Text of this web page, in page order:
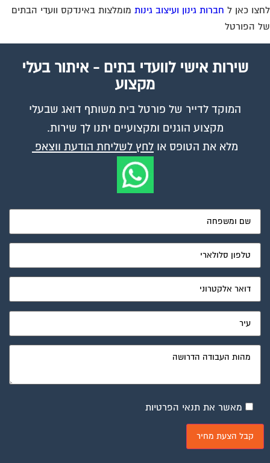
כאן לחברות גינון ועיצוב גינותמומלצות באינדקס וועדי הבתים
הפורטל
שירות אישי לוועדי בתים - איתור בעלי
מקצוע
המוקד לדייר של פורטל בית משותף דואג שבעלי
מקצוע הוגנים ומקצועיים יתנו לך שירות.
מלא את הטופס אולחץ לשליחת הודעת ווצאפ
מאשר את תנאי הפרטיות